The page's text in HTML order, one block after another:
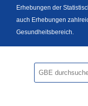
Erhebungen der
auch Erhebungen
Gesundheitsbereich.